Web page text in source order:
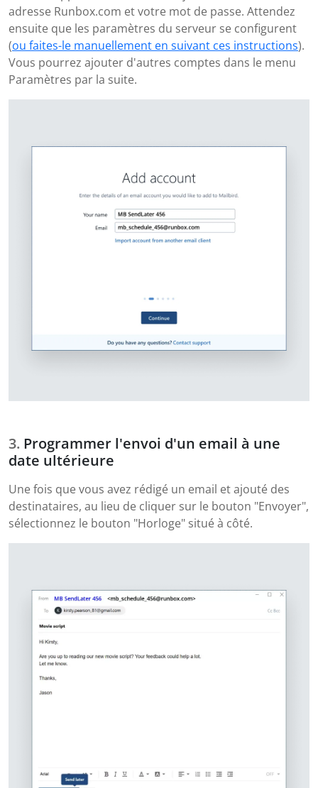
adresse Runbox.com et votre mot de passe. Attendez
ensuite que les paramètres du serveur se configurent
(ou faites-le manuellement en suivant ces instructions).
Vous pourrez ajouter d'autres comptes dans le menu
Paramètres par la suite.
Programmer l'envoi d'un email à une
date ultérieure
Une fois que vous avez rédigé un email et ajouté des
destinataires, au lieu de cliquer sur le bouton "Envoyer",
sélectionnez le bouton "Horloge" situé à côté.